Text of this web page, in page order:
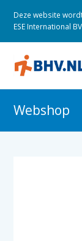
Deze website
ESE International BV
Webshop